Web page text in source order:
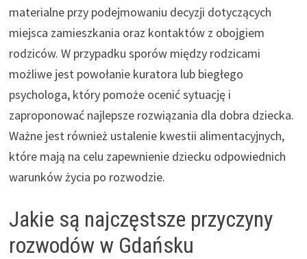
materialne przy podejmowaniu decyzji dotyczących
miejsca zamieszkania oraz kontaktów z obojgiem
rodziców. W przypadku sporów między rodzicami
możliwe jest powołanie kuratora lub biegłego
psychologa, który pomoże ocenić sytuację i
zaproponować najlepsze rozwiązania dla dobra dziecka.
Ważne jest również ustalenie kwestii alimentacyjnych,
które mają na celu zapewnienie dziecku odpowiednich
warunków życia po rozwodzie.
Jakie są najczęstsze przyczyny
rozwodów w Gdańsku